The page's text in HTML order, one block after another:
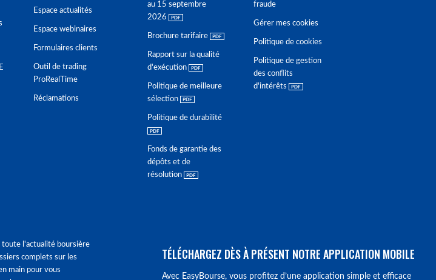
Espace actualités
Espace webinaires
Formulaires clients
Outil de trading
ProRealTime
Réclamations
au 15 septembre
2026
Brochure tarifaire
Rapport sur la qualité
d'exécution
Politique de meilleure
sélection
Politique de durabilité
Fonds de garantie des
dépôts et de
résolution
fraude
Gérer mes cookies
Politique de cookies
Politique de gestion
des conflits
d'intérêts
toute l'actualité boursière
complets sur les
main pour vous
TÉLÉCHARGEZ DÈS À PRÉSENT NOTRE APPLICATION MOBILE
Avec EasyBourse, vous profitez d’une application simple et efficace